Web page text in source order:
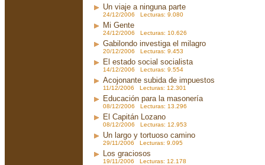
Un viaje a ninguna parte
24/12/2006 Lecturas: 9.080
Mi Gente
24/12/2006 Lecturas: 10.626
Gabilondo investiga el milagro
20/12/2006 Lecturas: 9.453
El estado social socialista
14/12/2006 Lecturas: 9.554
Acojonante subida de impuestos
11/12/2006 Lecturas: 12.301
Educación para la masonería
08/12/2006 Lecturas: 13.296
El Capitán Lozano
08/12/2006 Lecturas: 12.953
Un largo y tortuoso camino
29/11/2006 Lecturas: 9.095
Los graciosos
19/11/2006 Lecturas: 12.178